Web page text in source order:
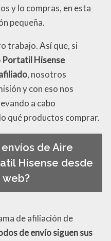
y lo compras, en esta
pequeña.
trabajo. Así que, si
Portatil Hisense
, nosotros
y con eso nos
a cabo
qué productos comprar.
de Aire
Hisense desde
web?
de afiliación de
de envío siguen sus